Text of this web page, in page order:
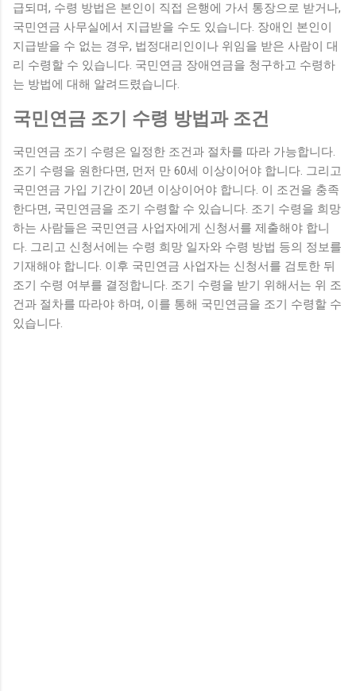
급되며, 수령 방법은 본인이 직접 은행에 가서 통장으로 받거나,
국민연금 사무실에서 지급받을 수도 있습니다. 장애인 본인이
지급받을 수 없는 경우, 법정대리인이나 위임을 받은 사람이 대
리 수령할 수 있습니다. 국민연금 장애연금을 청구하고 수령하
는 방법에 대해 알려드렸습니다.
국민연금 조기 수령 방법과 조건
국민연금 조기 수령은 일정한 조건과 절차를 따라 가능합니다.
조기 수령을 원한다면, 먼저 만 60세 이상이어야 합니다. 그리고
국민연금 가입 기간이 20년 이상이어야 합니다. 이 조건을 충족
한다면, 국민연금을 조기 수령할 수 있습니다. 조기 수령을 희망
하는 사람들은 국민연금 사업자에게 신청서를 제출해야 합니
다. 그리고 신청서에는 수령 희망 일자와 수령 방법 등의 정보를
기재해야 합니다. 이후 국민연금 사업자는 신청서를 검토한 뒤
조기 수령 여부를 결정합니다. 조기 수령을 받기 위해서는 위 조
건과 절차를 따라야 하며, 이를 통해 국민연금을 조기 수령할 수
있습니다.